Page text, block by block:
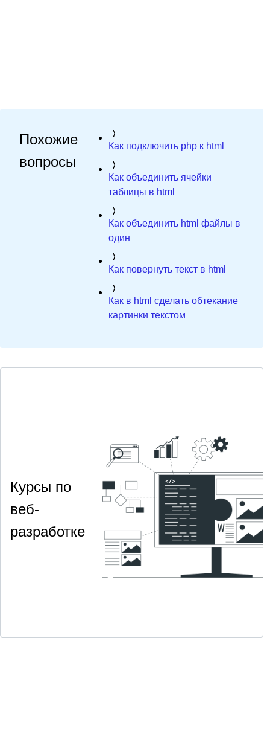
Похожие
вопросы
Как подключить php к html
Как объединить ячейки
таблицы в html
Как объединить html файлы в
один
Как повернуть текст в html
Как в html сделать обтекание
картинки текстом
Курсы по
веб-
разработке